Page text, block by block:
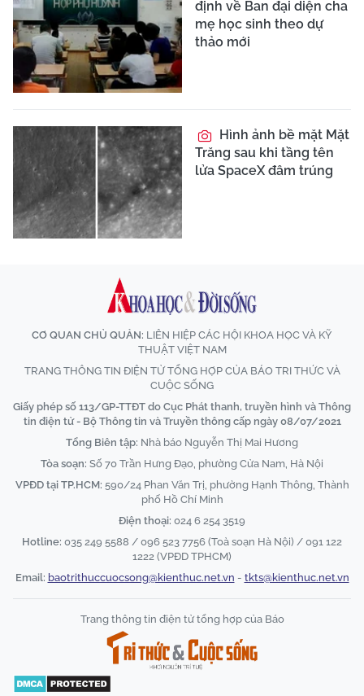
định về Ban đại diện cha
mẹ học sinh theo dự
thảo mới
Hình ảnh bề mặt Mặt
Trăng sau khi tầng tên
lửa SpaceX đâm trúng
CƠ QUAN CHỦ QUẢN: LIÊN HIỆP CÁC HỘI KHOA HỌC VÀ KỸ
THUẬT VIỆT NAM
TRANG THÔNG TIN ĐIỆN TỬ TỔNG HỢP CỦA BÁO TRI THỨC VÀ
CUỘC SỐNG
Giấy phép số 113/GP-TTĐT do Cục Phát thanh, truyền hình và Thông
tin điện tử - Bộ Thông tin và Truyền thông cấp ngày 08/07/2021
Tổng Biên tập: Nhà báo Nguyễn Thị Mai Hương
Tòa soạn: Số 70 Trần Hưng Đạo, phường Cửa Nam, Hà Nội
VPĐD tại TP.HCM: 590/24 Phan Văn Trị, phường Hạnh Thông, Thành
phố Hồ Chí Minh
Điện thoại: 024 6 254 3519
Hotline: 035 249 5588 / 096 523 7756 (Toà soạn Hà Nội) / 091 122
1222 (VPĐD TPHCM)
Email: baotrithuccuocsong@kienthuc.net.vn - tkts@kienthuc.net.vn
Trang thông tin điện tử tổng hợp của Báo